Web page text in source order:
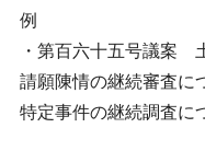
例
・第百六十五号議案
請願陳情の継続審査に
特定事件の継続調査に